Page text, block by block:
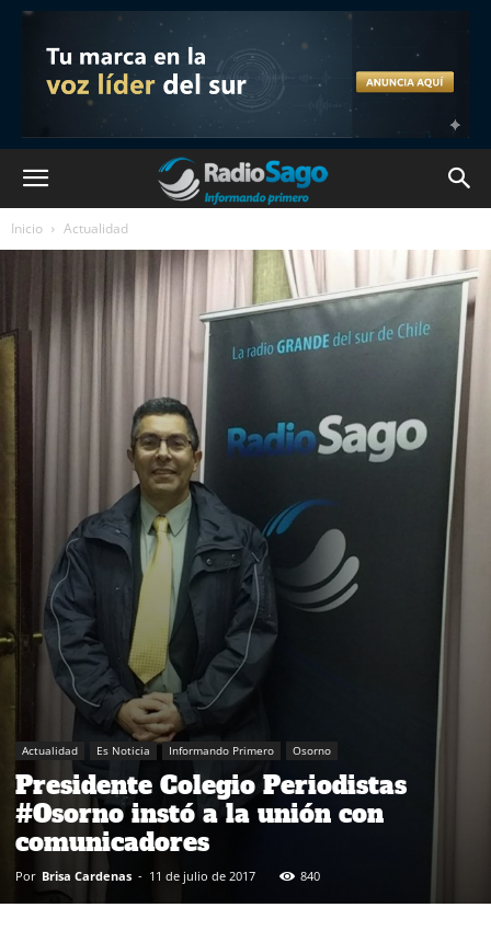
Inicio Actualidad
Actualidad Es Noticia Informando Primero Osorno
Presidente Colegio Periodistas
#Osorno instó a la unión con
comunicadores
Por Brisa Cardenas - 11 de julio de 2017 840